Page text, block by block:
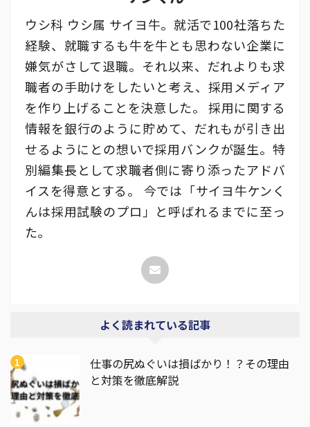
ウシ科 ウシ属 サイヨ牛。就活で100社落ちた
経験、就職するも牛を牛とも思わない企業に
嫌気がさして退職。それ以来、だれよりも求
職者の手助けをしたいと考え、採用メディア
を作り上げることを決意した。 採用に関する
情報を銀行のように貯めて、だれもが引き出
せるようにとの想いで採用バンクが誕生。特
別編集長として求職者側に寄り添ったアドバ
イスを得意とする。 今では「サイヨ牛ケンく
んは採用試験のプロ」と呼ばれるまでに至っ
た。
よく読まれている記事
仕事の尻ぬぐいは損ばかり！？その理由
と対策を徹底解説